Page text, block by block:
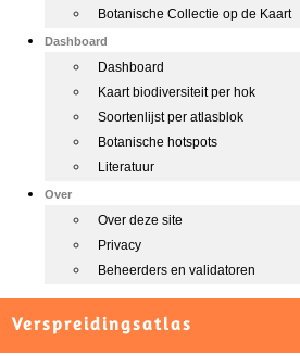
Botanische Collectie op de Kaart
Dashboard
Dashboard
Kaart biodiversiteit per hok
Soortenlijst per atlasblok
Botanische hotspots
Literatuur
Over
Over deze site
Privacy
Beheerders en validatoren
Verspreidingsatlas